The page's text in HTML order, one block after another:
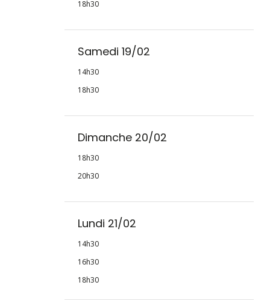
18h30
Samedi 19/02
14h30
18h30
Dimanche 20/02
18h30
20h30
Lundi 21/02
14h30
16h30
18h30